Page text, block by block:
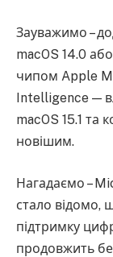
Зауважимо –
macOS 14.0
чипом Apple
Intelligence —
macOS 15.1 та
новішим.
Нагадаємо –
стало відомо,
підтримку
продовжить